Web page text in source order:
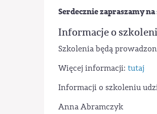
Serdecznie zapraszamy
Informacje o
Szkolenia będą
Więcej informacji: tutaj
Informacji o szkoleniu
Anna Abramczyk